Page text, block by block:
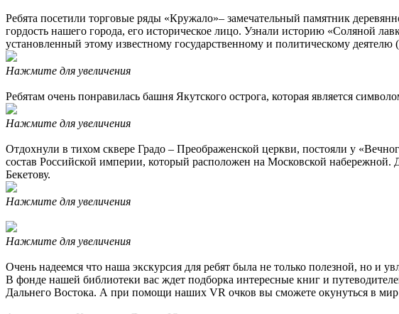
Ребята посетили торговые ряды «Кружало»– замечательный памятник
гордость нашего города, его историческое лицо. Узнали историю «Соляной
установленный этому известному государственному и политическому
Нажмите для увеличения
Ребятам очень понравилась башня Якутского острога, которая является
Нажмите для увеличения
Отдохнули в тихом сквере Градо – Преображенской церкви, постояли у
состав Российской империи, который расположен на Московской
Бекетову.
Нажмите для увеличения
Нажмите для увеличения
Очень надеемся что наша экскурсия для ребят была не только полезной, но и
В фонде нашей библиотеки вас ждет подборка интересные книг и
Дальнего Востока. А при помощи наших VR очков вы сможете окунуться в мир